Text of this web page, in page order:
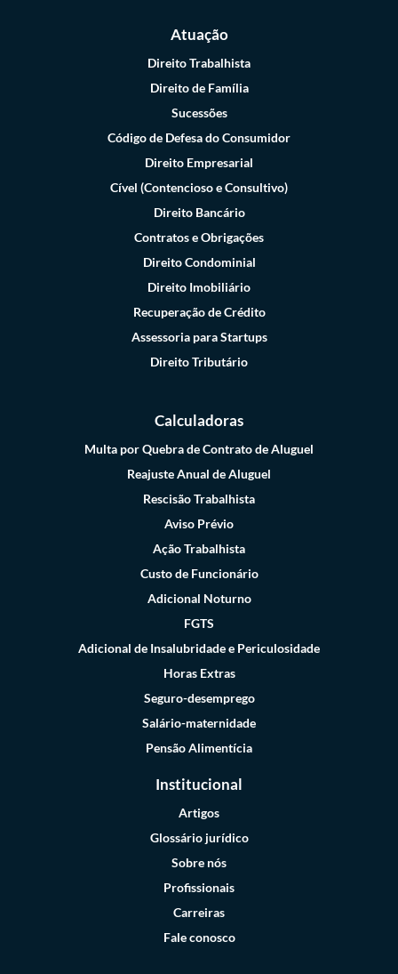
Atuação
Direito Trabalhista
Direito de Família
Sucessões
Código de Defesa do Consumidor
Direito Empresarial
Cível (Contencioso e Consultivo)
Direito Bancário
Contratos e Obrigações
Direito Condominial
Direito Imobiliário
Recuperação de Crédito
Assessoria para Startups
Direito Tributário
Calculadoras
Multa por Quebra de Contrato de Aluguel
Reajuste Anual de Aluguel
Rescisão Trabalhista
Aviso Prévio
Ação Trabalhista
Custo de Funcionário
Adicional Noturno
FGTS
Adicional de Insalubridade e Periculosidade
Horas Extras
Seguro-desemprego
Salário-maternidade
Pensão Alimentícia
Institucional
Artigos
Glossário jurídico
Sobre nós
Profissionais
Carreiras
Fale conosco